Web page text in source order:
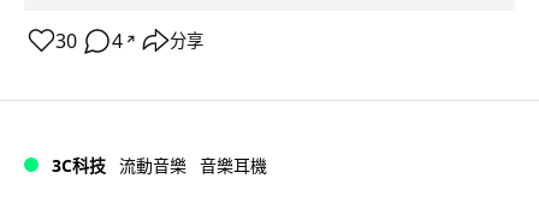
30 4 ↗ 分享
3C科技 流動音樂 音樂耳機